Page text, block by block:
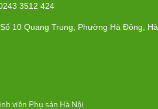
3512 424
Số 10 Quang Trung, Phường Hà Đông, Hà
viện Phụ sản Hà Nội